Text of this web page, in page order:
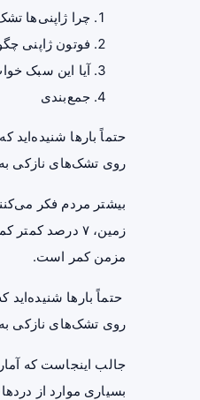
چرا ژاپنی‌ها
فوتون ژاپنی
آیا این سبک
جمع‌بندی
حتماً بارها شنیده‌اید
روی تشک‌های نازکی
زمین، ۷ درصد
مزمن کمر است.
حتماً بارها
روی تشک‌های نازکی
جالب اینجاست که
بسیاری موارد از